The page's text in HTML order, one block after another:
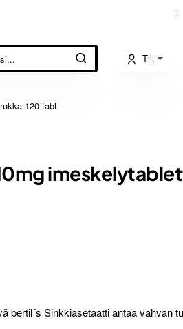
Tili
120 tabl.
bertil´s Sinkkiasetaatti antaa vahvan